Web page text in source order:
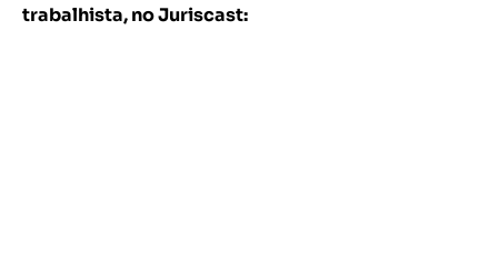
trabalhista, no Juriscast: